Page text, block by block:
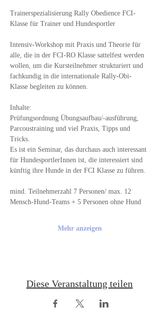
Trainerspezialisierung Rally Obedience FCI-
Klasse für Trainer und Hundesportler
Intensiv-Workshop mit Praxis und Theorie für
alle, die in der FCI-RO Klasse sattelfest werden
wollen, um die Kursteilnehmer strukturiert und
fachkundig in die internationale Rally-Obi-
Klasse begleiten zu können.
Inhalte:
Prüfungsordnung Übungsaufbau/-ausführung,
Parcoustraining und viel Praxis, Tipps und
Tricks.
Es ist ein Seminar, das durchaus auch interessant
für HundesportlerInnen ist, die interessiert sind
künftig ihre Hunde in der FCI Klasse zu führen.
mind. Teilnehmerzahl 7 Personen/ max. 12
Mensch-Hund-Teams + 5 Personen ohne Hund
Mehr anzeigen
Diese Veranstaltung teilen